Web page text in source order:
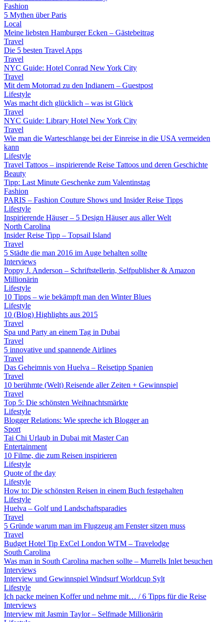
Fashion
5 Mythen über Paris
Local
Meine liebsten Hamburger Ecken – Gästebeitrag
Travel
Die 5 besten Travel Apps
Travel
NYC Guide: Hotel Conrad New York City
Travel
Mit dem Motorrad zu den Indianern – Guestpost
Lifestyle
Was macht dich glücklich – was ist Glück
Travel
NYC Guide: Library Hotel New York City
Travel
Wie man die Warteschlange bei der Einreise in die USA vermeiden
kann
Lifestyle
Travel Tattoos – inspirierende Reise Tattoos und deren Geschichte
Beauty
Tipp: Last Minute Geschenke zum Valentinstag
Fashion
PARIS – Fashion Couture Shows und Insider Reise Tipps
Lifestyle
Inspirierende Häuser – 5 Design Häuser aus aller Welt
North Carolina
Insider Reise Tipp – Topsail Island
Travel
5 Städte die man 2016 im Auge behalten sollte
Interviews
Poppy J. Anderson – Schriftstellerin, Selfpublisher & Amazon
Millionärin
Lifestyle
10 Tipps – wie bekämpft man den Winter Blues
Lifestyle
10 (Blog) Highlights aus 2015
Travel
Spa und Party an einem Tag in Dubai
Travel
5 innovative und spannende Airlines
Travel
Das Geheimnis von Huelva – Reisetipp Spanien
Travel
10 berühmte (Welt) Reisende aller Zeiten + Gewinnspiel
Travel
Top 5: Die schönsten Weihnachtsmärkte
Lifestyle
Blogger Relations: Wie spreche ich Blogger an
Sport
Tai Chi Urlaub in Dubai mit Master Can
Entertainment
10 Filme, die zum Reisen inspirieren
Lifestyle
Quote of the day
Lifestyle
How to: Die schönsten Reisen in einem Buch festgehalten
Lifestyle
Huelva – Golf und Landschaftsparadies
Travel
5 Gründe warum man im Flugzeug am Fenster sitzen muss
Travel
Budget Hotel Tip ExCel London WTM – Travelodge
South Carolina
Was man in South Carolina machen sollte – Murrells Inlet besuchen
Interviews
Interview und Gewinnspiel Windsurf Worldcup Sylt
Lifestyle
Ich packe meinen Koffer und nehme mit… / 6 Tipps für die Reise
Interviews
Interview mit Jasmin Taylor – Selfmade Millionärin